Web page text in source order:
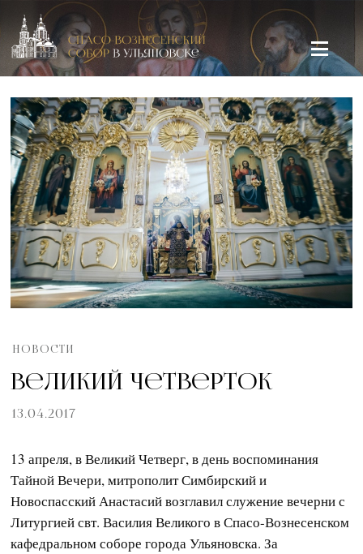
Спасо-Вознесенский кафедральный собор в Ульяновске
НОВОСТИ
Великий Четверток
13.04.2017
13 апреля, в Великий Четверг, в день воспоминания
Тайной Вечери, митрополит Симбирский и
Новоспасский Анастасий возглавил служение вечерни с
Литургией свт. Василия Великого в Спасо-Вознесенском
кафедральном соборе города Ульяновска. За